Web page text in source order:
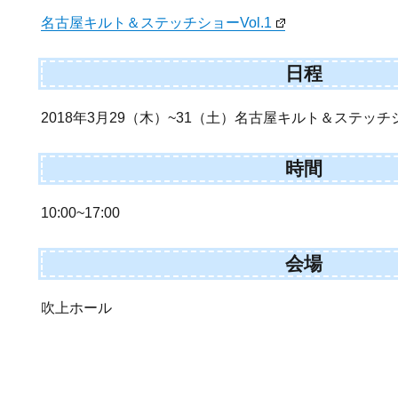
名古屋キルト＆ステッチショーVol.1
日程
2018年3月29（木）~31（土）名古屋キルト＆ステッチ
時間
10:00~17:00
会場
吹上ホール